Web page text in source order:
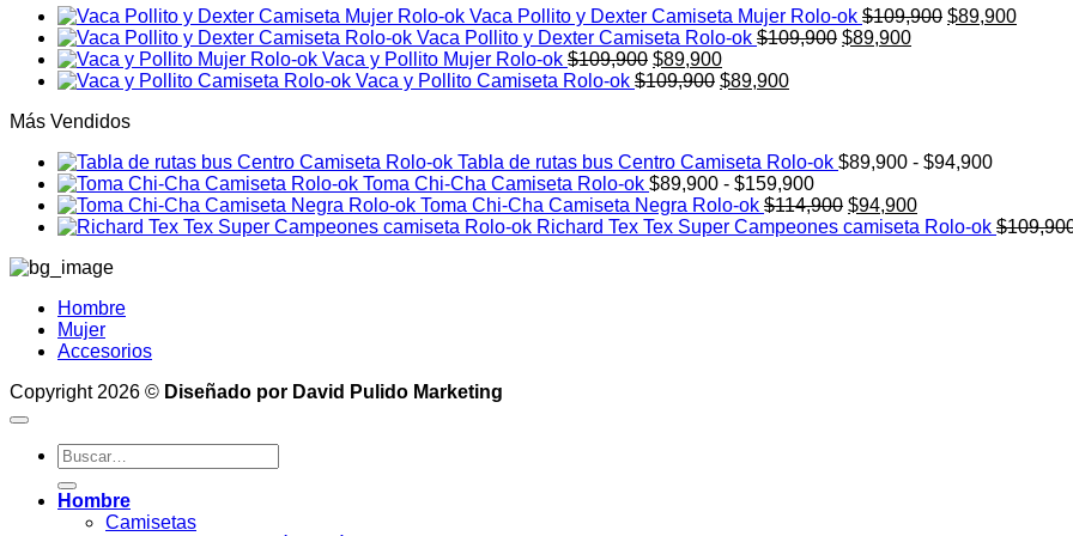
era:
$109,900.
es:
$89,900.
Vaca Pollito y Dexter Camiseta Mujer Rolo-ok $109,900 El
$89,900El
Vaca Pollito y Dexter Camiseta Rolo-ok $109,900 El
$89,900El
Vaca y Pollito Mujer Rolo-ok $109,900 El
precio
$89,900El
precio
Vaca y Pollito Camiseta Rolo-ok $109,900 El
$109,900.
$89,900El
$89,900.
Más Vendidos
Tabla de rutas bus Centro Camiseta Rolo-ok $89,900 - $94,900Rango
desde
Toma Chi-Cha Camiseta Rolo-ok $89,900 - $159,900Rango
de
precios:
Toma Chi-Cha Camiseta Negra Rolo-ok $114,900 El
precio
$94,900El
precio
Richard Tex Tex Super Campeones camiseta Rolo-ok $
Hombre
Mujer
Accesorios
Copyright 2026 © Diseñado por David Pulido Marketing
Buscar
por:
Hombre
Camisetas